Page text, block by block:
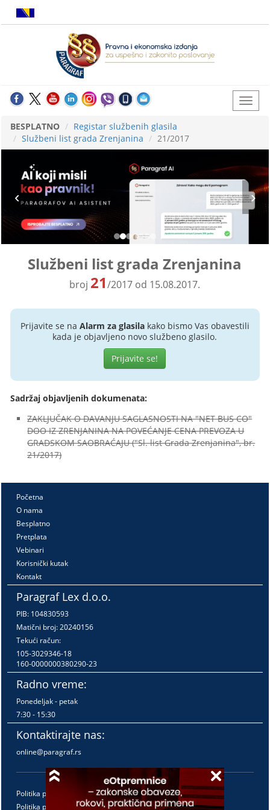
BESPLATNO
Registar službenih glasila
Službeni list grada Zrenjanina
21/2017
Službeni list grada Zrenjanina
broj 21/2017 od 15.08.2017.
Prijavite se na Alarm za glasilakako bismo Vas obavestili
kada je objavljeno novo službeno glasilo.
Prijavite se!
Sadržaj objavljenih dokumenata:
ZAKLJUČAK O DAVANJU SAGLASNOSTI NA "NET BUS CO"
DOO IZ ZRENJANINA NA POVEĆANJE CENA PREVOZA U
GRADSKOM SAOBRAĆAJU ("Sl. list Grada Zrenjanina", br.
21/2017)
Početna
O nama
Besplatno
Pretplata
Vebinari
Korisnički kutak
Kontakt
Paragraf Lex d.o.o.
PIB: 104830593
Matični broj: 20240156
Tekući račun:
105-3029346-18
160-0000000380290-23
Radno vreme:
Ponedeljak - petak
7:30 - 15:30
Kontaktirajte nas:
online@paragraf.rs
Politika privatnosti
Politika pružanja usluga